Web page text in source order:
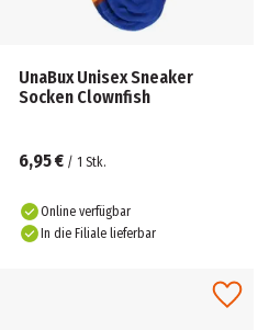
UnaBux Unisex Sneaker
Socken Clownfish
6,95 € / 1 Stk.
Online verfügbar
In die Filiale lieferbar